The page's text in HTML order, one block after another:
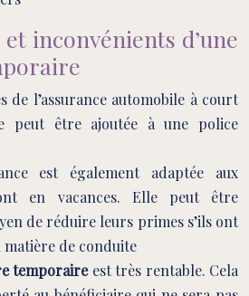
inconvénients d’une
de l’assurance automobile à court
peut être ajoutée à une police
est également adaptée aux
en vacances. Elle peut être
de réduire leurs primes s’ils ont
de conduite
temporaireest très rentable. Cela